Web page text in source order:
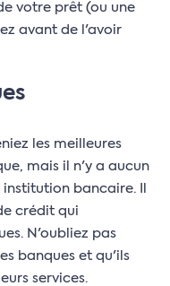
votre prêt (ou une
avant de l'avoir
les meilleures
mais il n'y a aucun
bancaire. Il
crédit qui
N'oubliez pas
banques et qu'ils
services.